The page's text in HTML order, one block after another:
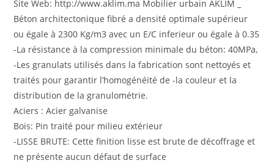
Site Web: http://www.aklim.ma Mobilier urbain AKLIM _
Béton architectonique fibré a densité optimale supérieur
ou égale à 2300 Kg/m3 avec un E/C inferieur ou égale à 0.35
-La résistance à la compression minimale du béton: 40MPa,
-Les granulats utilisés dans la fabrication sont nettoyés et
traités pour garantir l’homogénéité de -la couleur et la
distribution de la granulométrie.
Aciers : Acier galvanise
Bois: Pin traité pour milieu extérieur
-LISSE BRUTE: Cette finition lisse est brute de décoffrage et
ne présente aucun défaut de surface